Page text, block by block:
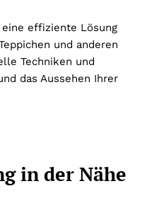
effiziente Lösung
und anderen
Techniken und
das Aussehen Ihrer
in der Nähe